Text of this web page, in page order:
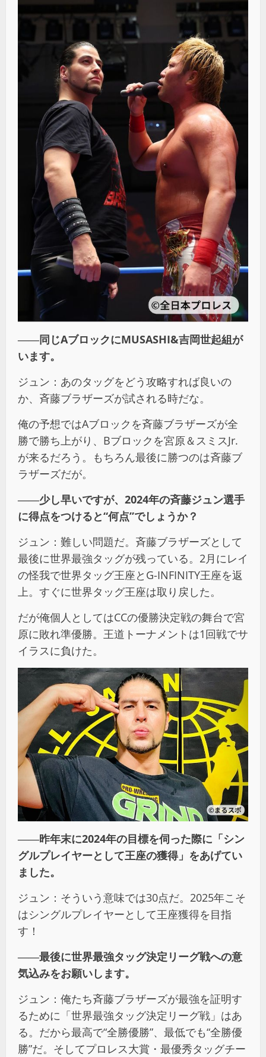
――同じAブロックにMUSASHI&吉岡世起組が
います。
ジュン：あのタッグをどう攻略すれば良いの
か、斉藤ブラザーズが試される時だな。
俺の予想ではAブロックを斉藤ブラザーズが全
勝で勝ち上がり、Bブロックを宮原＆スミスJr.
が来るだろう。もちろん最後に勝つのは斉藤ブ
ラザーズだが。
――少し早いですが、2024年の斉藤ジュン選手
に得点をつけると“何点”でしょうか？
ジュン：難しい問題だ。斉藤ブラザーズとして
最後に世界最強タッグが残っている。2月にレイ
の怪我で世界タッグ王座とG-INFINITY王座を返
上。すぐに世界タッグ王座は取り戻した。
だが俺個人としてはCCの優勝決定戦の舞台で宮
原に敗れ準優勝。王道トーナメントは1回戦でサ
イラスに負けた。
――昨年末に2024年の目標を伺った際に「シン
グルプレイヤーとして王座の獲得」をあげてい
ました。
ジュン：そういう意味では30点だ。2025年こそ
はシングルプレイヤーとして王座獲得を目指
す！
――最後に世界最強タッグ決定リーグ戦への意
気込みをお願いします。
ジュン：俺たち斉藤ブラザーズが最強を証明す
るために「世界最強タッグ決定リーグ戦」はあ
る。だから最高で“全勝優勝”、最低でも“全勝優
勝”だ。そしてプロレス大賞・最優秀タッグチー